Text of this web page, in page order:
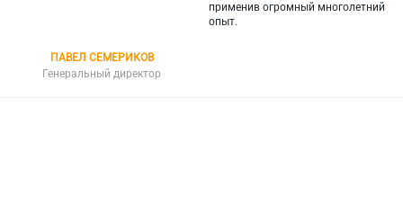
ПАВЕЛ СЕМЕРИКОВ
Генеральный директор
применив огромный многолетний
опыт.